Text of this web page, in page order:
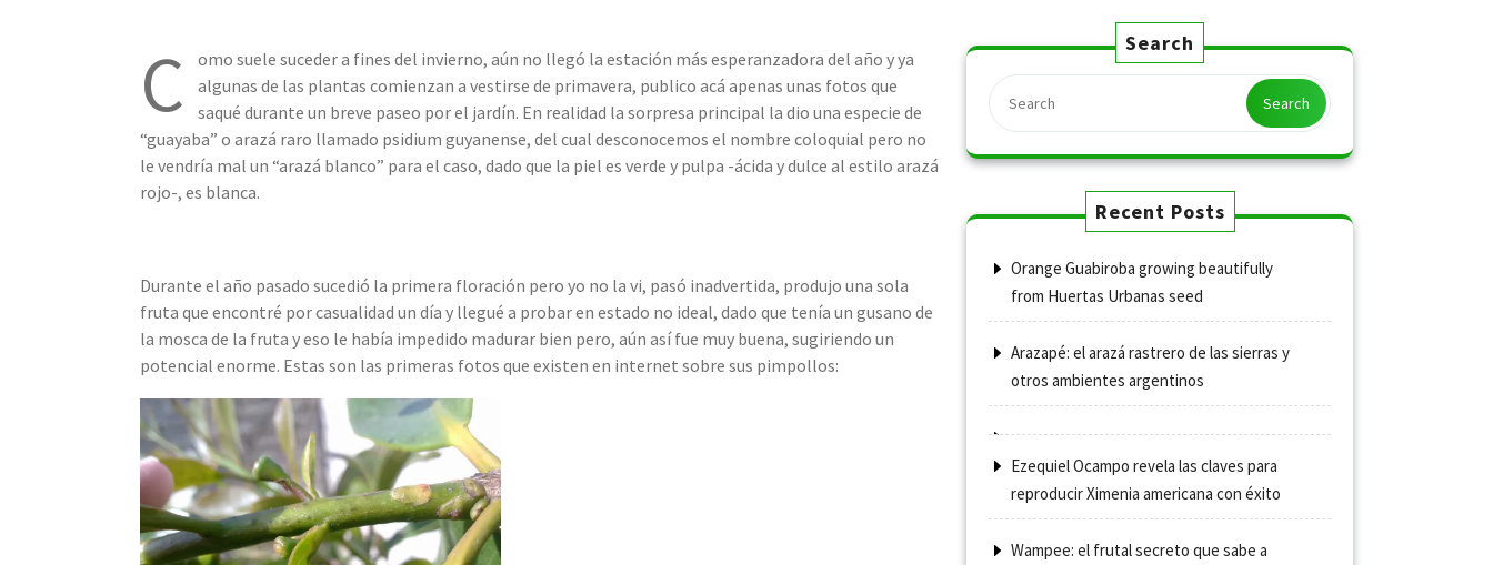
C
omo suele suceder a fines del invierno, aún no llegó la estación más esperanzadora del año y ya
algunas de las plantas comienzan a vestirse de primavera, publico acá apenas unas fotos que
saqué durante un breve paseo por el jardín. En realidad la sorpresa principal la dio una especie de
“guayaba” o arazá raro llamado psidium guyanense, del cual desconocemos el nombre coloquial pero no
le vendría mal un “arazá blanco” para el caso, dado que la piel es verde y pulpa -ácida y dulce al estilo arazá
rojo-, es blanca.
Durante el año pasado sucedió la primera floración pero yo no la vi, pasó inadvertida, produjo una sola
fruta que encontré por casualidad un día y llegué a probar en estado no ideal, dado que tenía un gusano de
la mosca de la fruta y eso le había impedido madurar bien pero, aún así fue muy buena, sugiriendo un
potencial enorme. Estas son las primeras fotos que existen en internet sobre sus pimpollos:
Search
Search
Recent Posts
Orange Guabiroba growing beautifully
from Huertas Urbanas seed
Arazapé: el arazá rastrero de las sierras y
otros ambientes argentinos
Ezequiel Ocampo revela las claves para
reproducir Ximenia americana con éxito
Wampee: el frutal secreto que sabe a